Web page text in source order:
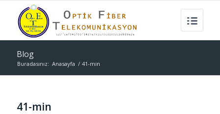
Blog
Buradasınız: Anasayfa / 41-min
41-min